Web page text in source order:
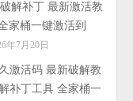
解补丁 最新激活教
家桶一键激活到
年7月20日
激活码 最新破解教
补丁工具 全家桶一